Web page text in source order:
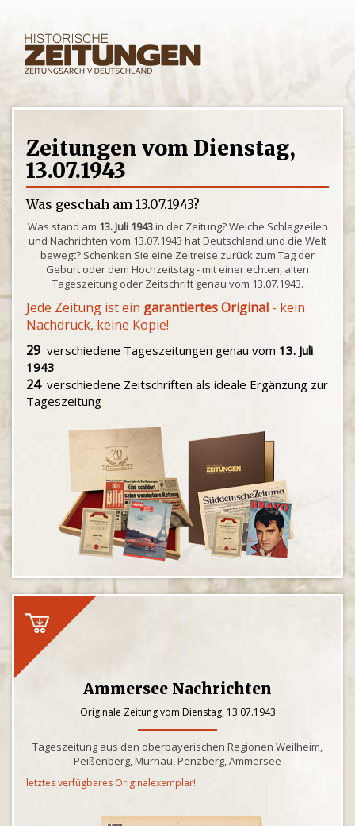
Zeitungen vom Dienstag,
13.07.1943
Was geschah am 13.07.1943?
Was stand am 13. Juli 1943in der Zeitung? Welche Schlagzeilen
und Nachrichten vom 13.07.1943 hat Deutschland und die Welt
bewegt? Schenken Sie eine Zeitreise zurück zum Tag der
Geburt oder dem Hochzeitstag - mit einer echten, alten
Tageszeitung oder Zeitschrift genau vom 13.07.1943.
Jede Zeitung ist ein garantiertes Original - kein
Nachdruck, keine Kopie!
29 verschiedene Tageszeitungen genau vom 13. Juli
1943
24verschiedene Zeitschriften als ideale Ergänzung zur
Tageszeitung
Ammersee Nachrichten
Originale Zeitung vom Dienstag, 13.07.1943
Tageszeitung aus den oberbayerischen Regionen Weilheim,
Peißenberg, Murnau, Penzberg, Ammersee
letztes verfügbares Originalexemplar!